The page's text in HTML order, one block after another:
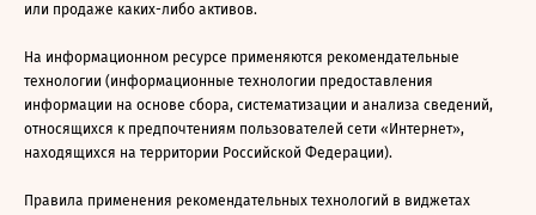
или продаже каких-либо активов.
На информационном ресурсе применяются рекомендательные
технологии (информационные технологии предоставления
информации на основе сбора, систематизации и анализа сведений,
относящихся к предпочтениям пользователей сети «Интернет»,
находящихся на территории Российской Федерации).
Правила применения рекомендательных технологий в виджетах